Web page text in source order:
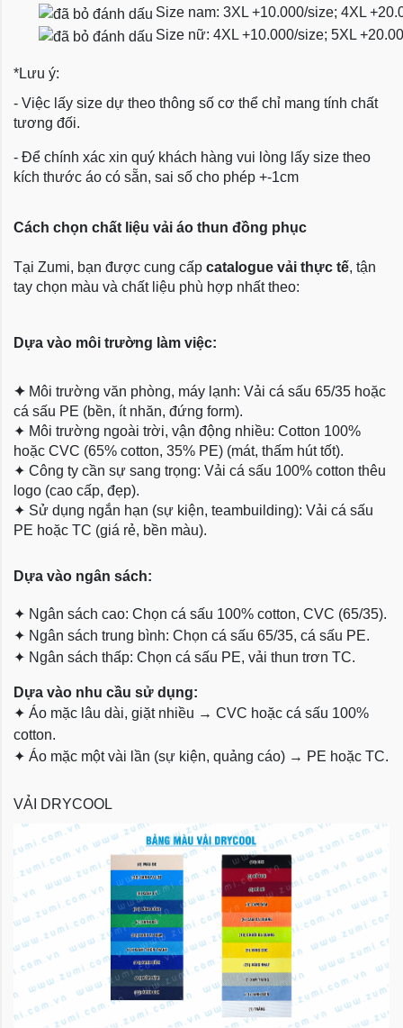
Size nam: 3XL +10.000/size; 4XL
Size nữ: 4XL +10.000/size; 5XL
*Lưu ý:
- Việc lấy size dự theo thông số cơ thể chỉ mang tính chất
tương đối.
- Để chính xác xin quý khách hàng vui lòng lấy size theo
kích thước áo có sẵn, sai số cho phép +-1cm
Cách chọn chất liệu vải áo thun đồng phục
Tại Zumi, bạn được cung cấp catalogue vải thực tế, tận
tay chọn màu và chất liệu phù hợp nhất theo:
Dựa vào môi trường làm việc:
✦ Môi trường văn phòng, máy lạnh: Vải cá sấu 65/35 hoặc
cá sấu PE (bền, ít nhăn, đứng form).
✦ Môi trường ngoài trời, vận động nhiều: Cotton 100%
hoặc CVC (65% cotton, 35% PE) (mát, thấm hút tốt).
✦ Công ty cần sự sang trọng: Vải cá sấu 100% cotton thêu
logo (cao cấp, đẹp).
✦ Sử dụng ngắn hạn (sự kiện, teambuilding): Vải cá sấu
PE hoặc TC (giá rẻ, bền màu).
Dựa vào ngân sách:
✦ Ngân sách cao: Chọn cá sấu 100% cotton, CVC (65/35).
✦ Ngân sách trung bình: Chọn cá sấu 65/35, cá sấu PE.
✦ Ngân sách thấp: Chọn cá sấu PE, vải thun trơn TC.
Dựa vào nhu cầu sử dụng:
✦ Áo mặc lâu dài, giặt nhiều → CVC hoặc cá sấu 100%
cotton.
✦ Áo mặc một vài lần (sự kiện, quảng cáo) → PE hoặc TC.
VẢI DRYCOOL